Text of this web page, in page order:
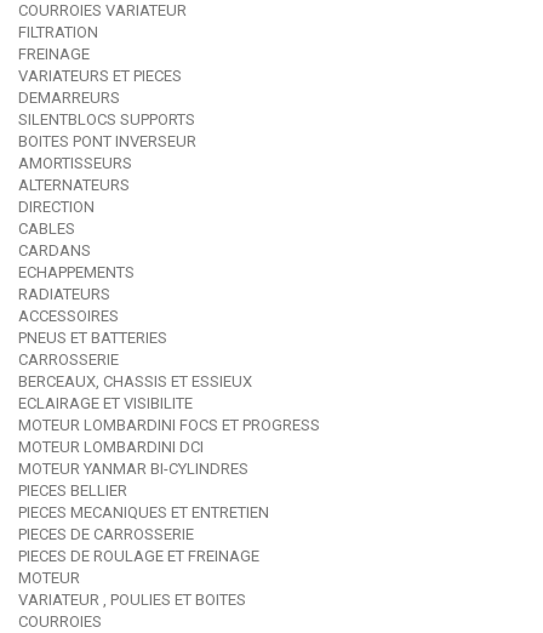
COURROIES VARIATEUR
FILTRATION
FREINAGE
VARIATEURS ET PIECES
DEMARREURS
SILENTBLOCS SUPPORTS
BOITES PONT INVERSEUR
AMORTISSEURS
ALTERNATEURS
DIRECTION
CABLES
CARDANS
ECHAPPEMENTS
RADIATEURS
ACCESSOIRES
PNEUS ET BATTERIES
CARROSSERIE
BERCEAUX, CHASSIS ET ESSIEUX
ECLAIRAGE ET VISIBILITE
MOTEUR LOMBARDINI FOCS ET PROGRESS
MOTEUR LOMBARDINI DCI
MOTEUR YANMAR BI-CYLINDRES
PIECES BELLIER
PIECES MECANIQUES ET ENTRETIEN
PIECES DE CARROSSERIE
PIECES DE ROULAGE ET FREINAGE
MOTEUR
VARIATEUR , POULIES ET BOITES
COURROIES